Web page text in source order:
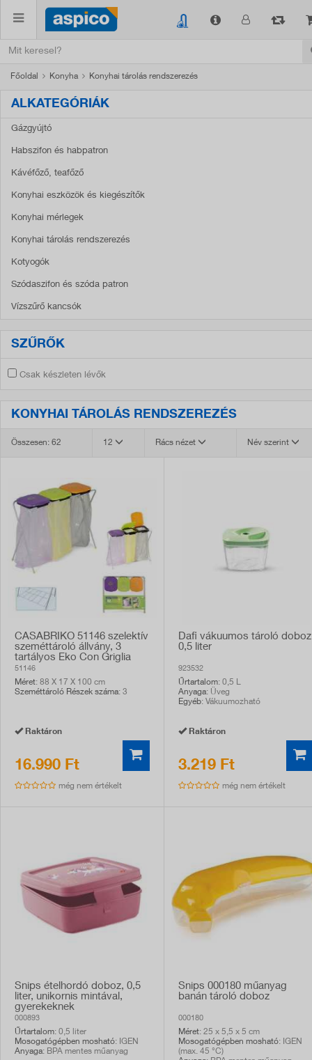
Főoldal Konyha Konyhai tárolás rendszerezés
ALKATEGÓRIÁK
Gázgyújtó
Habszifon és habpatron
Kávéfőző, teafőző
Konyhai eszközök és kiegészítők
Konyhai mérlegek
Konyhai tárolás rendszerezés
Kotyogók
Szódaszifon és szóda patron
Vízszűrő kancsók
SZŰRŐK
Csak készleten lévők
KONYHAI TÁROLÁS RENDSZEREZÉS
Név szerint
Rács nézet
12
Összesen: 62
CASABRIKO 51146 szelektív
szeméttároló állvány, 3
tartályos Eko Con Griglia
51146
Méret: 88 X 17 X 100 cm
Szeméttároló Részek száma: 3
Raktáron
16.990 Ft
még nem értékelt
Dafi vákuumos tároló doboz
0,5 liter
923532
Űrtartalom: 0,5 L
Anyaga: Üveg
Egyéb: Vákuumozható
Raktáron
3.219 Ft
még nem értékelt
Snips ételhordó doboz, 0,5
liter, unikornis mintával,
gyerekeknek
000893
Űrtartalom: 0,5 liter
Mosogatógépben mosható: IGEN
Anyaga: BPA mentes műanyag
Snips 000180 műanyag
banán tároló doboz
000180
Méret: 25 x 5,5 x 5 cm
Mosogatógépben mosható: IGEN
(max. 45 °C)